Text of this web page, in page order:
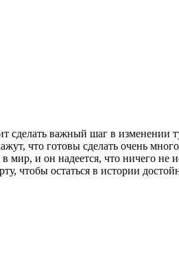
сделать важный шаг в изменении
что готовы сделать очень
и он надеется, что ничего не
чтобы остаться в истории